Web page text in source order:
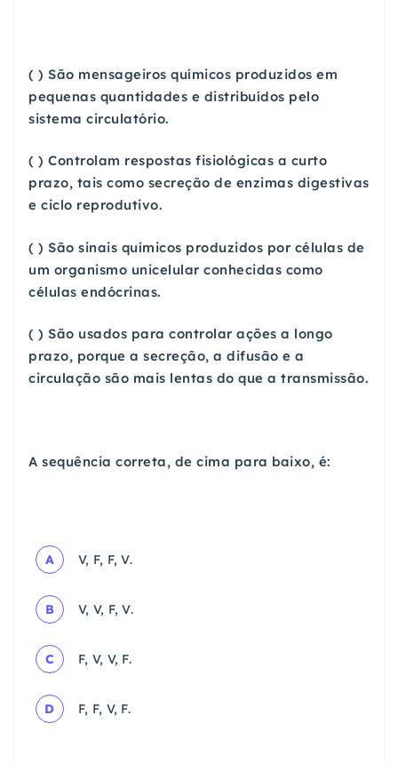
( ) São mensageiros químicos produzidos em
pequenas quantidades e distribuídos pelo
sistema circulatório.
( ) Controlam respostas fisiológicas a curto
prazo, tais como secreção de enzimas digestivas
e ciclo reprodutivo.
( ) São sinais químicos produzidos por células de
um organismo unicelular conhecidas como
células endócrinas.
( ) São usados para controlar ações a longo
prazo, porque a secreção, a difusão e a
circulação são mais lentas do que a transmissão.
A sequência correta, de cima para baixo, é:
A V, F, F, V.
B V, V, F, V.
C F, V, V, F.
D F, F, V, F.